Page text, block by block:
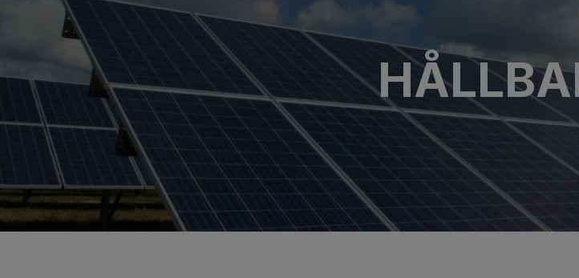
PLAYA DEL INGLÉS
Bull Eugenia Victoria & Spa
Bull Vital Suites & Spa – Boutique Hotel & adults only
Bull Escorial & Spa
Bull Boutique Casas Carmen
SAN AGUSTÍN
Bull Costa Canaria & Spa
PUERTO RICO
ALL INCLUSIVE ENDAST VUXNA FAMILJER